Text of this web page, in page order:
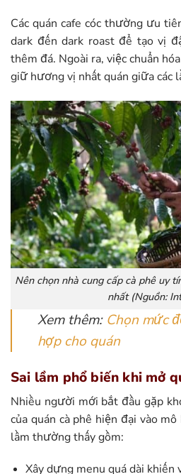
Các quán cafe cóc thường ưu
dark đến dark roast để tạo vị
thêm đá. Ngoài ra, việc chuẩn
giữ hương vị nhất quán giữa các
Nên chọn nhà cung cấp cà phê uy
nhất (Nguồn:
Xem thêm: Chọn mức
hợp cho quán
Sai lầm phổ biến khi mở
Nhiều người mới bắt đầu gặp
của quán cà phê hiện đại vào
lầm thường thấy gồm:
Xây dựng menu quá dài khiến